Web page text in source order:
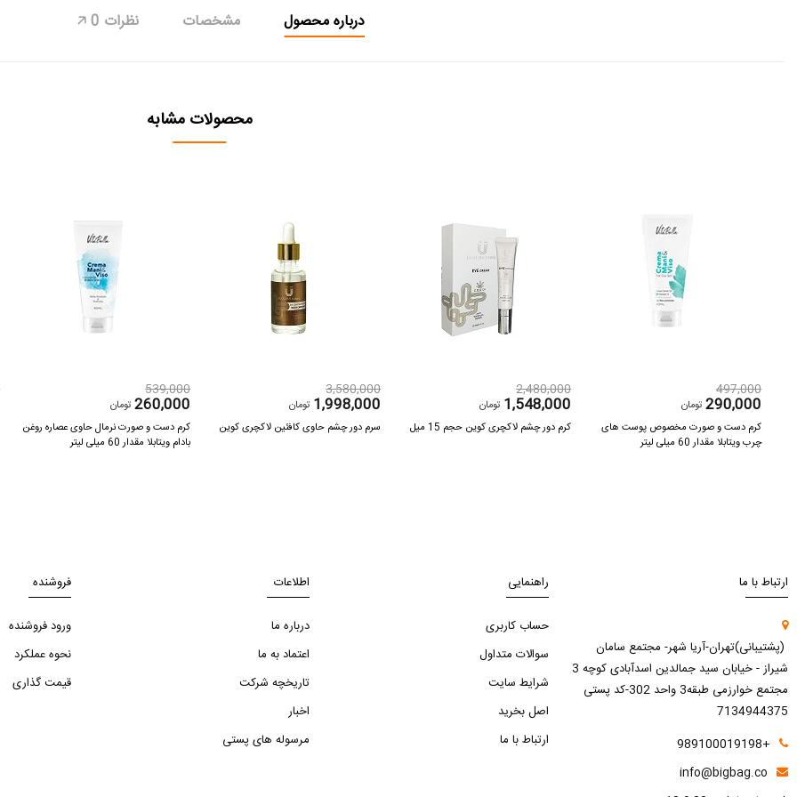
درباره محصول مشخصات نظرات 0
🡥
محصولات مشابه
539,000
260,000 تومان
کرم دست و صورت نرمال حاوی عصاره روغن
بادام ویتابلا مقدار 60 میلی لیتر
3,580,000
1,998,000 تومان
سرم دور چشم حاوی کافئین لاکچری کوین
2,480,000
1,548,000 تومان
کرم دور چشم لاکچری کوین حجم 15 میل
497,000
290,000 تومان
کرم دست و صورت مخصوص پوست های
چرب ویتابلا مقدار 60 میلی لیتر
ارتباط با ما
(پشتیبانی)تهران-آریا شهر- مجتمع سامان
شیراز - خیابان سید جمالدین اسدآبادی کوچه 3
مجتمع خوارزمی طبقه3 واحد 302-کد پستی
7134944375
+989100019198
info@bigbag.co
راهنمایی
حساب کاربری
سوالات متداول
شرایط سایت
اصل بخرید
ارتباط با ما
اطلاعات
درباره ما
اعتماد به ما
تاریخچه شرکت
اخبار
مرسوله های پستی
فروشنده
ورود فروشنده
نحوه عملکرد
قیمت گذاری